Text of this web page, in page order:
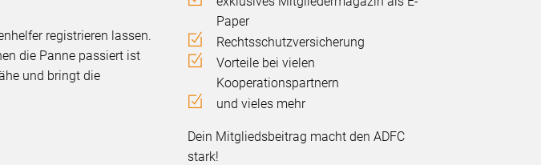
Paper
Rechtsschutzversicherung
Vorteile bei vielen
Kooperationspartnern
und vieles mehr
Dein Mitgliedsbeitrag macht den ADFC
stark!
registrieren lassen.
die Panne passiert ist
und bringt die